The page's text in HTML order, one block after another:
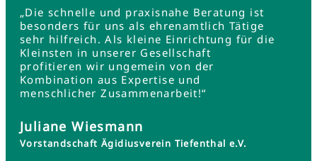
„Die schnelle und praxisnahe Beratung ist
besonders für uns als ehrenamtlich Tätige
sehr hilfreich. Als kleine Einrichtung für die
Kleinsten in unserer Gesellschaft
profitieren wir ungemein von der
Kombination aus Expertise und
menschlicher Zusammenarbeit!“
Juliane Wiesmann
Vorstandschaft Ägidiusverein Tiefenthal e.V.